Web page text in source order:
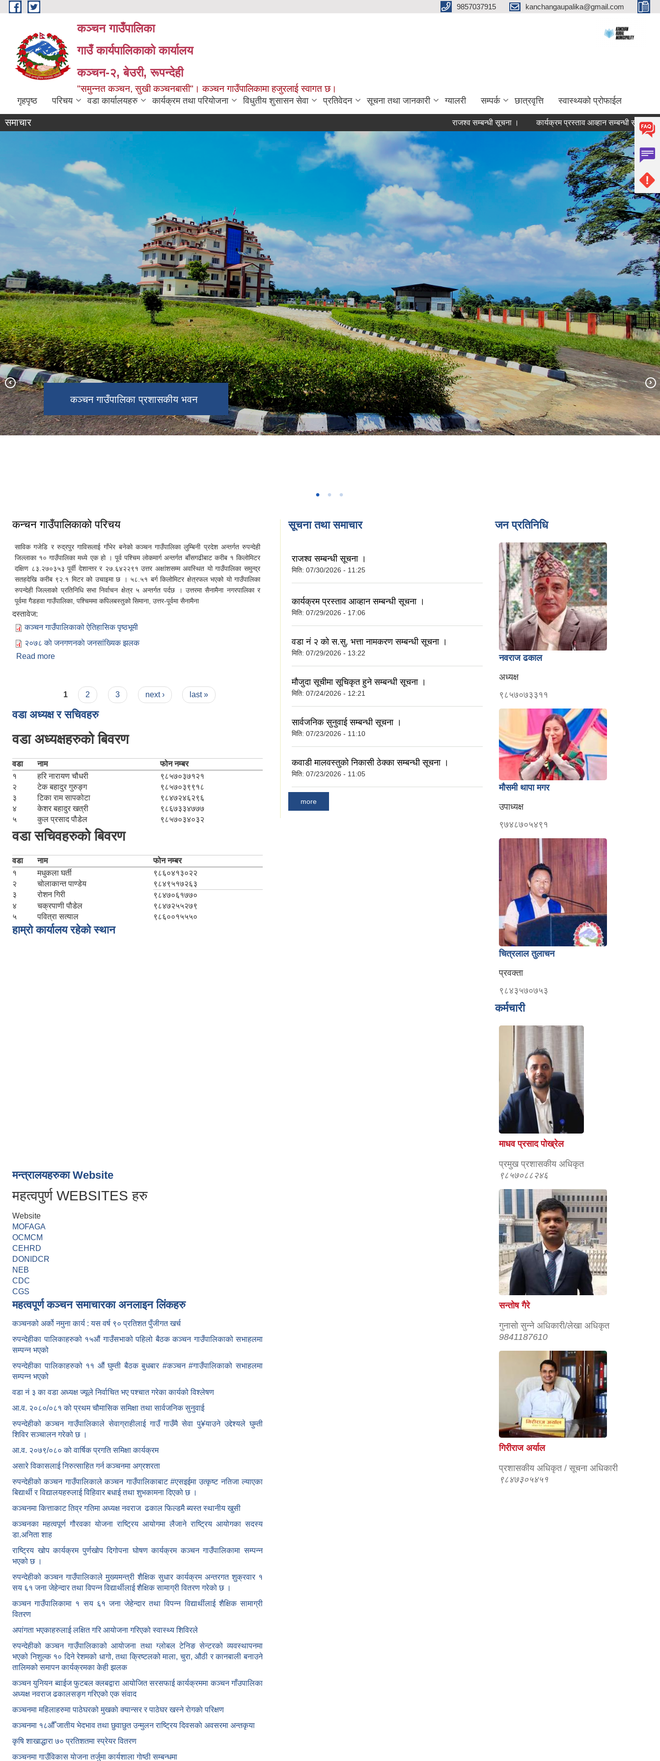
Skip to main content 9857037915 kanchangaupalika@gmail.com
कञ्चन गाउँपालिका
गाउँ कार्यपालिकाको कार्यालय
कञ्‍चन-२, बेउरी, रूपन्देही
"समुन्‍नत कञ्‍चन, सुखी कञ्‍चनबासी"। कञ्चन गाउँपालिकामा हजुरलाई स्वागत छ।
गृहपृष्ठ परिचय वडा कार्यालयहरु कार्यक्रम तथा परियोजना विधुतीय शुसासन सेवा प्रतिवेदन सूचना तथा जानकारी ग्यालरी सम्पर्क छात्रवृत्ति स्वास्थ्यको प्रोफाईल
समाचार राजश्व सम्बन्धी सूचना । कार्यक्रम प्रस्ताव आव्हान सम्बन्धी सूचना । वडा
कञ्‍चन गाउँपालिका प्रशासकीय भवन
कन्चन गाउँपालिकाको परिचय
साविक गजेडि र रुद्रपुर गाविसलाई गाँभेर बनेको कञ्चन गाउँपालिका लुम्बिनी प्रदेश अन्तर्गत रुपन्देही
जिल्लाका १० गाउँपालिका मध्ये एक हो । पूर्व पश्चिम लोकमार्ग अन्तर्गत बाँसगढीबाट करीब १ किलोमिटर
दक्षिण ८३.२७०३५३ पूर्वी देशान्तर र २७.६४२२९१ उत्तर अक्षांशसम्म अवस्थित यो गाउँपालिका समुन्द्र
सतहदेखि करीब ९२.१ मिटर को उचाइमा छ । ५८.५१ बर्ग किलोमिटर क्षेत्रफल भएको यो गाउँपालिका
रुपन्देही जिल्लाको प्रतिनिधि सभा निर्वाचन क्षेत्र ५ अन्तर्गत पर्दछ । उत्तरमा सैनामैना नगरपालिका र
पूर्वमा गैडहवा गाउँपालिका, पश्चिममा कपिलबस्तुको सिमाना, उत्तर-पूर्वमा सैनामैना
दस्तावेज:
कञ्चन गाउँपालिकाको ऐतिहासिक पृष्ठभूमी
२०७८ काे जनगणनकाे जनसांख्यिक झलक
Read more
1 2 3 next › last »
वडा अध्यक्ष र सचिवहरु
वडा अध्यक्षहरुको बिवरण
वडा नाम
फोन नम्बर
१
हरि नारायण चौधरी
९८५७०३७१२१
२
टेक बहादुर गुरुङ्ग
९८५७०३९९१८
३
टिका राम सापकोटा
९८४७२४६२९६
४
केशर बहादुर खत्री
९८६७३३४७७७
५
कुल प्रसाद पौडेल ९८५७०३४०३२
वडा सचिवहरुको बिवरण
वडा नाम
फोन नम्बर
१
मधुकला घर्ती
९८६०४१३०२२
२
चोलाकान्त पाण्डेय
९८४९५१७२६३
३
रोशन गिरी
९८४७०६१७७०
४
चक्रपाणी पौडेल
९८४७२५५२७९
५
पवित्रा सत्याल ९८६००१५५५०
हाम्रो कार्यालय रहेको स्थान
मन्त्रालयहरुका Website
महत्वपुर्ण WEBSITES हरु
Website
MOFAGA
OCMCM
CEHRD
DONIDCR
NEB
CDC
CGS
महत्वपूर्ण कञ्चन समाचारका अनलाइन लिंकहरु
कञ्चनको अर्को नमुना कार्य : यस वर्ष ९० प्रतिशत पुँजीगत खर्च
रुपन्देहीका पालिकाहरुको १५औं गाउँसभाको पहिलो बैठक कञ्चन गाउँपालिकाको सभाहलमा
सम्पन्न भएको
रुपन्देहीका पालिकाहरुको ११ औं घुम्ती बैठक बुधबार #कञ्चन #गाउँपालिकाको सभाहलमा
सम्पन्न भएको
वडा नं ३ का वडा अध्यक्ष ज्यूले निर्वाचित भए पश्चात गरेका कार्यको विश्लेषण
आ.व. २०८०/०८१ को प्रथम चौमासिक समिक्षा तथा सार्वजनिक सुनुवाई
रुपन्देहीको कञ्चन गाउँपालिकाले सेवाग्राहीलाई गाउँ गाउँमै सेवा पु¥याउने उद्देश्यले घुम्ती
शिविर सञ्चालन गरेको छ ।
आ.व. २०७९/०८० को वार्षिक प्रगति समिक्षा कार्यक्रम
असारे विकासलाई निरुत्साहित गर्न कञ्चनमा अग्रशरता
रुपन्देहीको कञ्चन गाउँपालिकाले कञ्चन गाउँपालिकाबाट #एसइईमा उत्कृष्ट नतिजा ल्याएका
बिद्यार्थी र विद्यालयहरुलाई विहिवार बधाई तथा शुभकामना दिएको छ ।
कञ्चनमा कित्ताकाट तिव्र गतिमा अध्यक्ष नवराज ढकाल फिल्डमै ब्यस्त स्थानीय खुसी
कञ्चनका महत्वपूर्ण गौरवका योजना राष्ट्रिय आयोगमा लैजाने राष्ट्रिय आयोगका सदस्य
डा.अनिता शाह
राष्ट्रिय खोप कार्यक्रम पुर्णखोप दिगोपना घोषण कार्यक्रम कञ्‍चन गाउँपालिकामा सम्पन्न
भएको छ ।
रुपन्देहीको कञ्चन गाउँपालिकाले मुख्यमन्त्री शैक्षिक सुधार कार्यक्रम अन्तरगत शुक्रवार १
सय ६१ जना जेहेन्दार तथा विपन्न विद्यार्थीलाई शैक्षिक सामाग्री वितरण गरेको छ ।
कञ्चन गाउँपालिकामा १ सय ६१ जना जेहेन्दार तथा विपन्न विद्यार्थीलाई शैक्षिक सामाग्री
वितरण
अपांगता भएकाहरुलाई लक्षित गरि आयोजना गरिएको स्वास्थ्य शिविरले
रुपन्देहीको कञ्चन गाउँपालिकाको आयोजना तथा ग्लोबल टेनिङ सेन्टरको व्यवस्थापनमा
भएको निशुल्क १० दिने रेशमको धागो, तथा क्रिष्टलको माला, चुरा, औठी र कानबाली बनाउने
तालिमको समापन कार्यक्रमका केही झलक
कञ्चन युनियन ब्वाईज फुटबल क्लबद्वारा आयोजित सरसफाई कार्यक्रममा कञ्चन गाँउपालिका
अध्यक्ष नवराज ढकालसङ्ग गरिएको एक संवाद
कञ्‍चनमा महिलाहरुमा पाठेघरको मुखकाे क्यान्सर र पाठेघर खस्‍ने राेगकाे परिक्षण
कञ्‍चनमा १८औँ जातीय भेदभाव तथा छुवाछुत उन्मुलन राष्ट्रिय दिवसकाे अवसरमा अन्तकृया
कृषि शाखाद्धारा ७० प्रतिशतमा स्प्रेयर वितरण
कञ्‍चनमा गाउँविकास याेजना तर्जुमा कार्यशाला गाेष्ठी सम्बन्धमा
सूचना तथा समाचार
राजश्व सम्बन्धी सूचना ।
मिति: 07/30/2026 - 11:25
कार्यक्रम प्रस्ताव आव्हान सम्बन्धी सूचना ।
मिति: 07/29/2026 - 17:06
वडा नं २ को स.सु. भत्ता नामकरण सम्बन्धी सूचना ।
मिति: 07/29/2026 - 13:22
मौजुदा सूचीमा सूचिकृत हुने सम्बन्धी सूचना ।
मिति: 07/24/2026 - 12:21
सार्वजनिक सुनुवाई सम्बन्धी सूचना ।
मिति: 07/23/2026 - 11:10
कवाडी मालवस्तुको निकासी ठेक्का सम्बन्धी सूचना ।
मिति: 07/23/2026 - 11:05
more
जन प्रतिनिधि
नवराज ढकाल
अध्यक्ष
९८५७०७३३११
मौसमी थापा मगर
उपाध्यक्ष
९७४८७०५४९१
चित्रलाल तुलाचन
प्रवक्ता
९८४३५७०७५३
कर्मचारी
माधव प्रसाद पोख्रेल
प्रमुख प्रशासकीय अधिकृत
९८५७०८८२४६
सन्तोष गैरे
गुनासाे सुन्‍ने अधिकारी/लेखा अधिकृत
9841187610
गिरीराज अर्याल
प्रशासकीय अधिकृत / सूचना अधिकारी
९८४७३०५४५१